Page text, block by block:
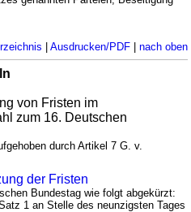
Ausdrucken/PDF| nach oben
von Fristen im
zum 16. Deutschen
durch Artikel 7 G. v.
der Fristen
Bundestag wie folgt abgekürzt:
1 an Stelle des neunzigsten Tages